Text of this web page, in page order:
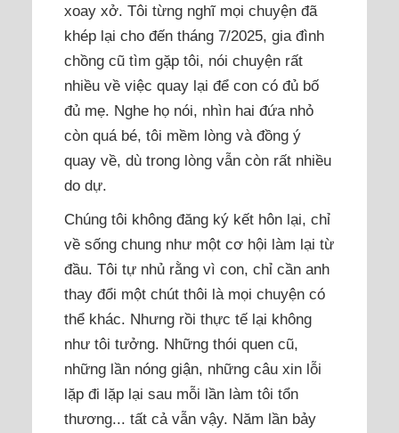
xoay xở. Tôi từng nghĩ mọi chuyện đã
khép lại cho đến tháng 7/2025, gia đình
chồng cũ tìm gặp tôi, nói chuyện rất
nhiều về việc quay lại để con có đủ bố
đủ mẹ. Nghe họ nói, nhìn hai đứa nhỏ
còn quá bé, tôi mềm lòng và đồng ý
quay về, dù trong lòng vẫn còn rất nhiều
do dự.
Chúng tôi không đăng ký kết hôn lại, chỉ
về sống chung như một cơ hội làm lại từ
đầu. Tôi tự nhủ rằng vì con, chỉ cần anh
thay đổi một chút thôi là mọi chuyện có
thể khác. Nhưng rồi thực tế lại không
như tôi tưởng. Những thói quen cũ,
những lần nóng giận, những câu xin lỗi
lặp đi lặp lại sau mỗi lần làm tôi tổn
thương... tất cả vẫn vậy. Năm lần bảy